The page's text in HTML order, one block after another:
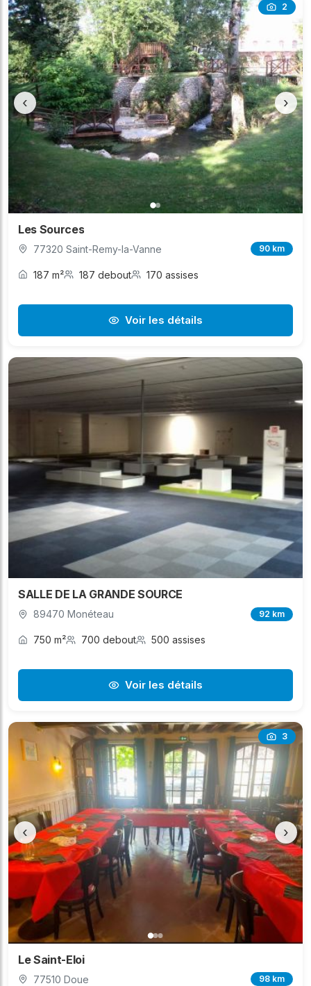
2
‹ ›
Les Sources
77320 Saint-Remy-la-Vanne 90 km
187 m² 187 debout 170 assises
Voir les détails
SALLE DE LA GRANDE SOURCE
89470 Monéteau 92 km
750 m² 700 debout 500 assises
Voir les détails
3
‹ ›
Le Saint-Eloi
77510 Doue 98 km